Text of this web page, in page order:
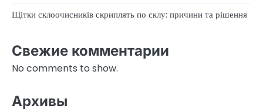
Щітки склоочисників скриплять по склу: причини та рішення
Свежие комментарии
No comments to show.
Архивы